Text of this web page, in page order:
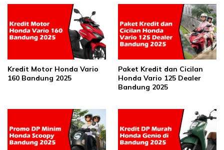
Kredit Motor Honda Vario
160 Bandung 2025
Paket Kredit dan Cicilan
Honda Vario 125 Dealer
Bandung 2025